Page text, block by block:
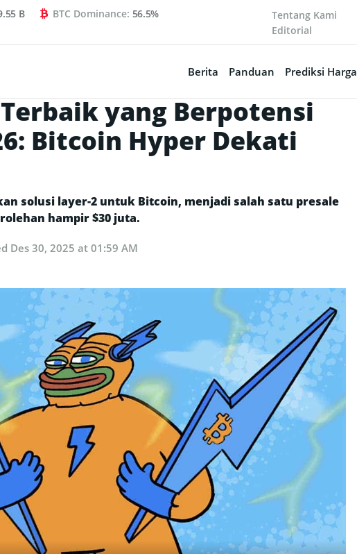
B BTC Dominance: 56.5% Tentang Kami
Editorial
Berita Panduan Prediksi Harga
yang Berpotensi
Bitcoin Hyper Dekati
solusi layer-2 untuk Bitcoin, menjadi salah satu presale
hampir $30 juta.
Des 30, 2025 at 01:59 AM